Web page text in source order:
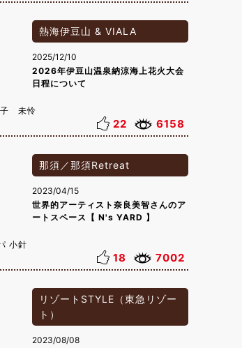
熱海伊豆山 & VIALA
2025/12/10
2026年伊豆山温泉納涼海上花火大会
日程について
子 未怜
22 6158
那須／那須Retreat
2023/04/15
世界的アーティスト奈良美智さんのア
ートスペース【 N's YARD 】
小針
18 7002
リゾートSTYLE（東急リゾー
ト）
2023/08/08